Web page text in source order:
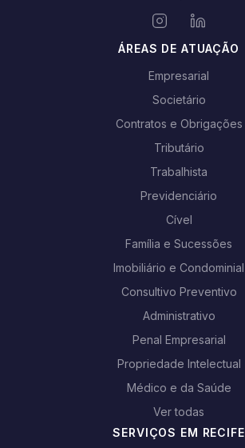
ÁREAS DE ATUAÇÃO
Empresarial
Societário
Contratos e Obrigações
Tributário
Trabalhista
Previdenciário
Cível
Família e Sucessões
Imobiliário e Condominial
Consultivo Preventivo
Administrativo
Penal Empresarial
Propriedade Intelectual
Médico e da Saúde
Ver todas
SERVIÇOS EM RECIFE